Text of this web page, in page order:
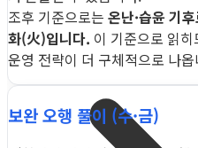
조후 기준으로는 온난·습윤 기
화(火)입니다. 이 기준으로 읽
운영 전략이 더 구체적으로 나
보완 오행 풀이 (수·금)